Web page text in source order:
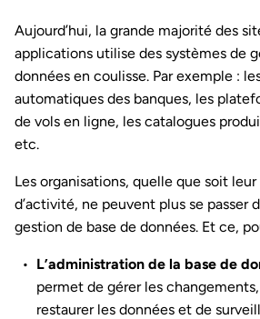
Aujourd’hui, la grande majorité des
applications utilise des systèmes de
données en coulisse. Par exemple :
automatiques des banques, les
de vols en ligne, les catalogues
etc.
Les organisations, quelle que soit
d’activité, ne peuvent plus se passer
gestion de base de données. Et ce,
L’administration de la base de
permet de gérer les
restaurer les données et de